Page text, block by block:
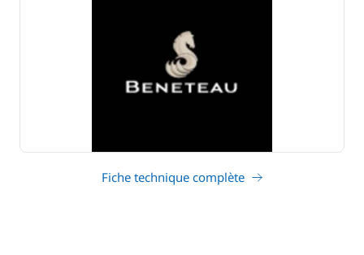
Fiche technique complète